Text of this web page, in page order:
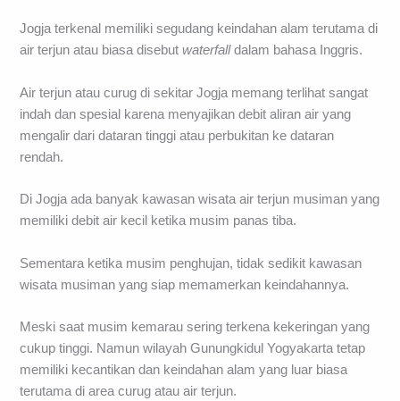
Jogja terkenal memiliki segudang keindahan alam terutama di
air terjun atau biasa disebutwaterfalldalam bahasa Inggris.
Air terjun atau curug di sekitar Jogja memang terlihat sangat
indah dan spesial karena menyajikan debit aliran air yang
mengalir dari dataran tinggi atau perbukitan ke dataran
rendah.
Di Jogja ada banyak kawasan wisata air terjun musiman yang
memiliki debit air kecil ketika musim panas tiba.
Sementara ketika musim penghujan, tidak sedikit kawasan
wisata musiman yang siap memamerkan keindahannya.
Meski saat musim kemarau sering terkena kekeringan yang
cukup tinggi. Namun wilayah Gunungkidul Yogyakarta tetap
memiliki kecantikan dan keindahan alam yang luar biasa
terutama di area curug atau air terjun.